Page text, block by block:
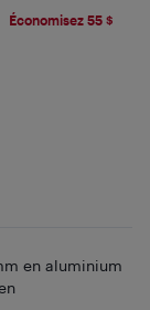
Économisez 55 $
en aluminium